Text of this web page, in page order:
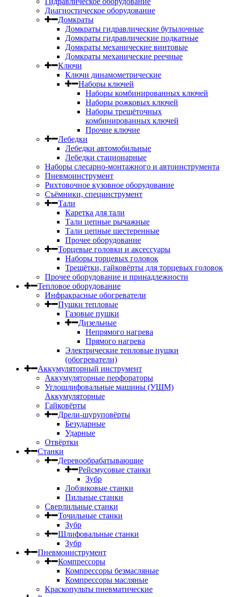
Диагностическое оборудование
Домкраты
Домкраты гидравлические бутылочные
Домкраты гидравлические подкатные
Домкраты механические винтовые
Домкраты механические реечные
Ключи
Ключи динамометрические
Наборы ключей
Наборы комбинированных ключей
Наборы рожковых ключей
Наборы трещёточных
комбинированных ключей
Прочие ключие
Лебедки
Лебедки автомобильные
Лебедки стационарные
Наборы слесарно-монтажного и автоинструмента
Пневмоинструмент
Рихтовочное кузовное оборудование
Съёмники, специнструмент
Тали
Каретка для тали
Тали цепные рычажные
Тали цепные шестеренные
Прочее оборудование
Торцевые головки и аксессуары
Наборы торцевых головок
Трещётки, гайковёрты для торцевых головок
Прочее оборудование и принадлежности
Тепловое оборудование
Инфракрасные обогреватели
Пушки тепловые
Газовые пушки
Дизельные
Непрямого нагрева
Прямого нагрева
Электрические тепловые пушки
(обогреватели)
Аккумуляторный инструмент
Аккумуляторные перфораторы
Углошлифовальные машины (УШМ)
Аккумуляторные
Гайковёрты
Дрели-шуруповёрты
Безударные
Ударные
Отвёртки
Станки
Деревообрабатывающие
Рейсмусовые станки
Зубр
Лобзиковые станки
Пильные станки
Сверлильные станки
Точильные станки
Зубр
Шлифовальные станки
Зубр
Пневмоинструмент
Компрессоры
Компрессоры безмасляные
Компрессоры масляные
Краскопульты пневматические